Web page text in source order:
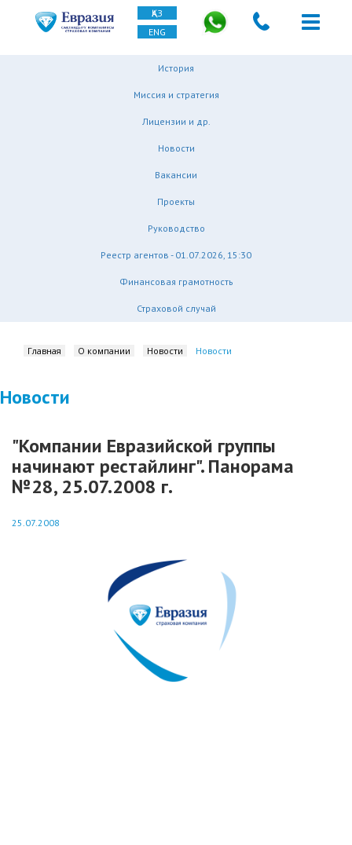
ҚАЗ
ENG
История
Миссия и стратегия
Лицензии и др.
Новости
Вакансии
Проекты
Руководство
Реестр агентов - 01.07.2026, 15:30
Финансовая грамотность
Страховой случай
Главная О компании Новости Новости
Новости
"Компании Евразийской группы
начинают рестайлинг". Панорама
№28, 25.07.2008 г.
25.07.2008